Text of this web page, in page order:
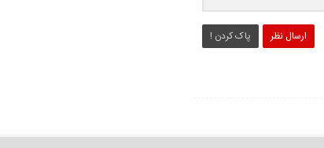
ارسال نظر پاک کردن !